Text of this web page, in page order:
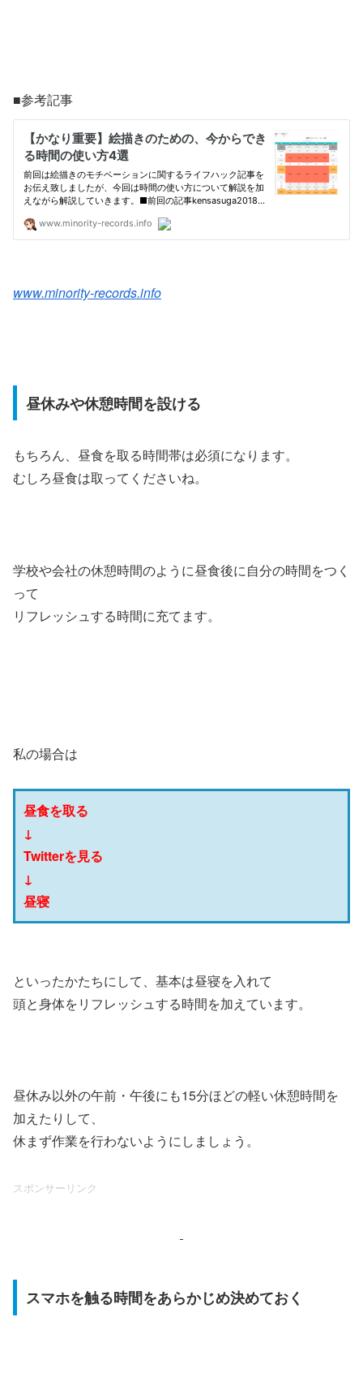
■参考記事
www.minority-records.info
昼休みや休憩時間を設ける
もちろん、昼食を取る時間帯は必須になります。
むしろ昼食は取ってくださいね。
学校や会社の休憩時間のように昼食後に自分の時間をつく
って
リフレッシュする時間に充てます。
私の場合は
昼食を取る
↓
Twitterを見る
↓
昼寝
といったかたちにして、基本は昼寝を入れて
頭と身体をリフレッシュする時間を加えています。
昼休み以外の午前・午後にも15分ほどの軽い休憩時間を
加えたりして、
休まず作業を行わないようにしましょう。
スポンサーリンク
スマホを触る時間をあらかじめ決めておく